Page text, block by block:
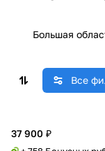
Большая
Все
37 900 ₽